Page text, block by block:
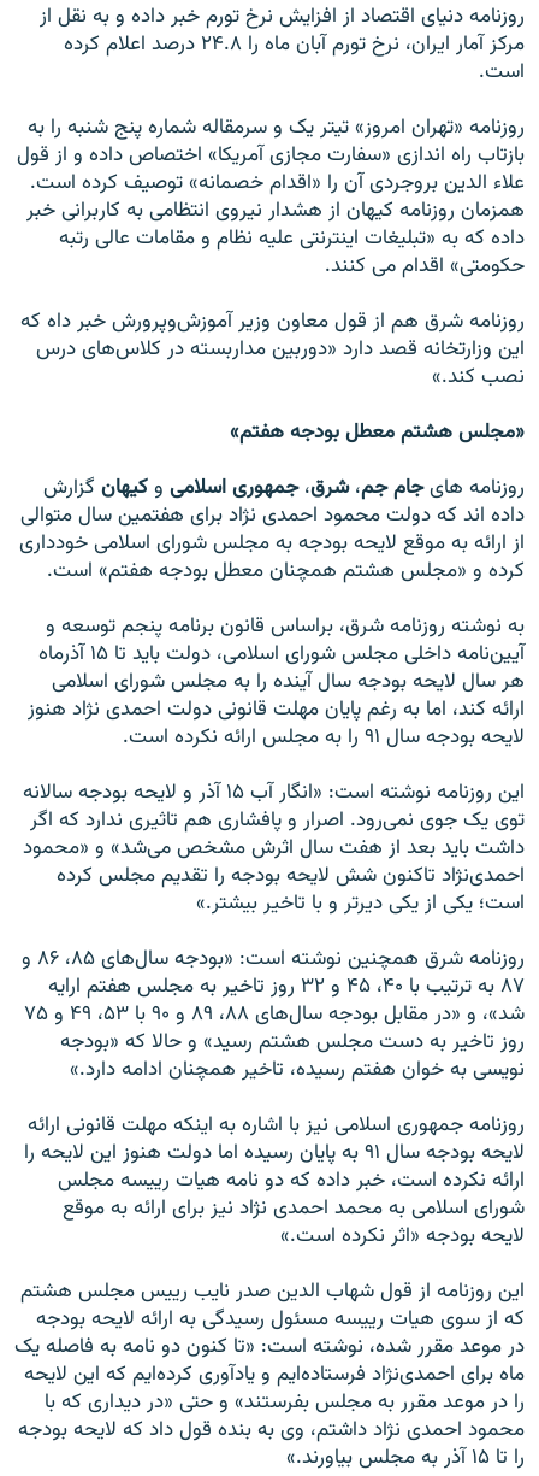
روزنامه دنيای اقتصاد از افزايش نرخ تورم خبر داده و به نقل از
مرکز آمار ايران، نرخ تورم آبان ماه را ۲۴.۸ درصد اعلام کرده
است.
روزنامه «تهران امروز» تيتر يک و سرمقاله شماره پنج شنبه را به
بازتاب راه اندازی «سفارت مجازی آمريکا» اختصاص داده و از قول
علاء الدين بروجردی آن را «اقدام خصمانه» توصيف کرده است.
همزمان روزنامه کيهان از هشدار نيروی انتظامی به کاربرانی خبر
داده که به «تبليغات اينترنتی عليه نظام و مقامات عالی رتبه
حکومتی» اقدام می کنند.
روزنامه شرق هم از قول معاون وزير آموزش‌وپرورش خبر داه که
اين وزارتخانه قصد دارد «دوربين مداربسته در کلاس‌های درس
نصب کند.»
«مجلس هشتم معطل بودجه هفتم»
روزنامه هایجام جم،شرق،جمهوری اسلامی وکيهان گزارش
داده اند که دولت محمود احمدی نژاد برای هفتمين سال متوالی
از ارائه به موقع لايحه بودجه به مجلس شورای اسلامی خودداری
کرده و «مجلس هشتم همچنان معطل بودجه هفتم» است.
به نوشته روزنامه شرق، براساس قانون برنامه پنجم توسعه و
آيين‌نامه داخلی مجلس شورای اسلامی، دولت بايد تا ۱۵ آذرماه
هر سال لايحه بودجه سال آينده را به مجلس شورای اسلامی
ارائه کند، اما به رغم پايان مهلت قانونی دولت احمدی نژاد هنوز
لايحه بودجه سال ۹۱ را به مجلس ارائه نکرده است.
اين روزنامه نوشته است: «انگار آب ۱۵ آذر و لايحه بودجه سالانه
توی يک جوی نمی‌رود. اصرار و پافشاری هم تاثيری ندارد که اگر
داشت بايد بعد از هفت سال اثرش مشخص می‌شد» و «محمود
احمدی‌نژاد تاکنون شش لايحه بودجه را تقديم مجلس کرده
است؛ يکی از يکی ديرتر و با تاخير بيشتر.»
روزنامه شرق همچنين نوشته است: «بودجه سال‌های ۸۵، ۸۶ و
۸۷ به ترتيب با ۴۰، ۴۵ و ۳۲ روز تاخير به مجلس هفتم ارايه
شد»، و «در مقابل بودجه سال‌های ۸۸، ۸۹ و ۹۰ با ۵۳، ۴۹ و ۷۵
روز تاخير به دست مجلس هشتم رسيد» و حالا که «بودجه
‌نويسی به خوان هفتم رسيده، تاخير همچنان ادامه دارد.»
روزنامه جمهوری اسلامی نيز با اشاره به اينکه مهلت قانونی ارائه
لايحه بودجه سال ۹۱ به پايان رسيده اما دولت هنوز اين لايحه را
ارائه نکرده است، خبر داده که دو نامه هيات ریيسه مجلس
شورای اسلامی به محمد احمدی نژاد نيز برای ارائه به موقع
لايحه بودجه «اثر نکرده است.»
اين روزنامه از قول شهاب الدين صدر نایب ریيس مجلس هشتم
که از سوی هيات ریيسه مسئول رسيدگی به ارائه لايحه بودجه
در موعد مقرر شده، نوشته است: «تا کنون دو نامه به فاصله يک
ماه برای احمدی‌نژاد فرستاده‌ايم و يادآوری کرده‌ايم که اين لايحه
را در موعد مقرر به مجلس بفرستند» و حتی «در ديداری که با
محمود احمدی نژاد داشتم، وی به بنده قول داد که لايحه بودجه
را تا ۱۵ آذر به مجلس بياورند.»